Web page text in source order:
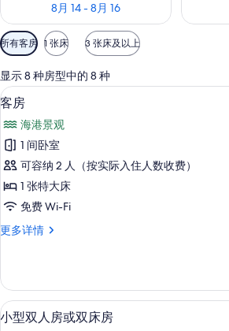
8月 14 - 8月 16
可
用
的
客
房
筛
选
条
所有客房 1 张床 3 张床及以上
显示 8 种房型中的 8 种
显
客
房
的
所
照
3
客房
海港景观
1 间卧室
可容纳 2 人（按实际入住人数收费）
1 张特大床
免费 Wi-Fi
更多详情
客
信
息
显
小型双人
2
小型双人房或双床房